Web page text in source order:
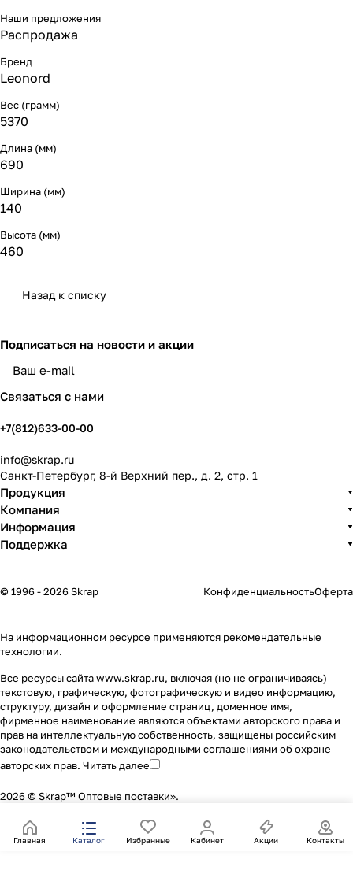
Наши предложения
Распродажа
Бренд
Leonord
Вес (грамм)
5370
Длина (мм)
690
Ширина (мм)
140
Высота (мм)
460
Назад к списку
Подписаться на новости и акции
Связаться с нами
+7(812)633-00-00
info@skrap.ru
Санкт-Петербург, 8-й Верхний пер., д. 2, стр. 1
Продукция
Компания
Информация
Поддержка
© 1996 - 2026 Skrap КонфиденциальностьОферта
На информационном ресурсе применяются рекомендательные
технологии.
Все ресурсы сайта www.skrap.ru, включая (но не ограничиваясь)
текстовую, графическую, фотографическую и видео информацию,
структуру, дизайн и оформление страниц, доменное имя,
фирменное наименование являются объектами авторского права и
прав на интеллектуальную собственность, защищены российским
законодательством и международными соглашениями об охране
авторских прав. Читать далее
2026 © Skrap™ Оптовые поставки».
Главная Каталог Избранные Кабинет Акции Контакты